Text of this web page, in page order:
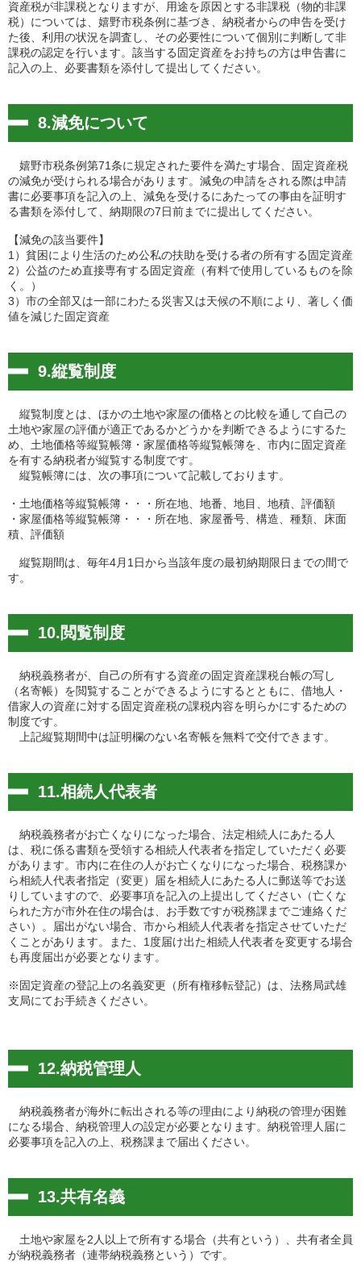
資産税が非課税となりますが、用途を原因とする非課税（物的非課
税）については、嬉野市税条例に基づき、納税者からの申告を受け
た後、利用の状況を調査し、その必要性について個別に判断して非
課税の認定を行います。該当する固定資産をお持ちの方は申告書に
記入の上、必要書類を添付して提出してください。
8.減免について
嬉野市税条例第71条に規定された要件を満たす場合、固定資産税
の減免が受けられる場合があります。減免の申請をされる際は申請
書に必要事項を記入の上、減免を受けるにあたっての事由を証明す
る書類を添付して、納期限の7日前までに提出してください。
【減免の該当要件】
1）貧困により生活のため公私の扶助を受ける者の所有する固定資産
2）公益のため直接専有する固定資産（有料で使用しているものを除
く。）
3）市の全部又は一部にわたる災害又は天候の不順により、著しく価
値を減じた固定資産
9.縦覧制度
縦覧制度とは、ほかの土地や家屋の価格との比較を通して自己の
土地や家屋の評価が適正であるかどうかを判断できるようにするた
め、土地価格等縦覧帳簿・家屋価格等縦覧帳簿を、市内に固定資産
を有する納税者が縦覧する制度です。
縦覧帳簿には、次の事項について記載しております。
・土地価格等縦覧帳簿・・・所在地、地番、地目、地積、評価額
・家屋価格等縦覧帳簿・・・所在地、家屋番号、構造、種類、床面
積、評価額
縦覧期間は、毎年4月1日から当該年度の最初納期限日までの間で
す。
10.閲覧制度
納税義務者が、自己の所有する資産の固定資産課税台帳の写し
（名寄帳）を閲覧することができるようにするとともに、借地人・
借家人の資産に対する固定資産税の課税内容を明らかにするための
制度です。
上記縦覧期間中は証明欄のない名寄帳を無料で交付できます。
11.相続人代表者
納税義務者がお亡くなりになった場合、法定相続人にあたる人
は、税に係る書類を受領する相続人代表者を指定していただく必要
があります。市内に在住の人がお亡くなりになった場合、税務課か
ら相続人代表者指定（変更）届を相続人にあたる人に郵送等でお送
りしていますので、必要事項を記入の上提出してください（亡くな
られた方が市外在住の場合は、お手数ですが税務課までご連絡くだ
さい）。届出がない場合、市から相続人代表者を指定させていただ
くことがあります。また、1度届け出た相続人代表者を変更する場合
も再度届出が必要となります。
※固定資産の登記上の名義変更（所有権移転登記）は、法務局武雄
支局にてお手続きください。
12.納税管理人
納税義務者が海外に転出される等の理由により納税の管理が困難
になる場合、納税管理人の設定が必要となります。納税管理人届に
必要事項を記入の上、税務課まで届出ください。
13.共有名義
土地や家屋を2人以上で所有する場合（共有という）、共有者全員
が納税義務者（連帯納税義務という）です。